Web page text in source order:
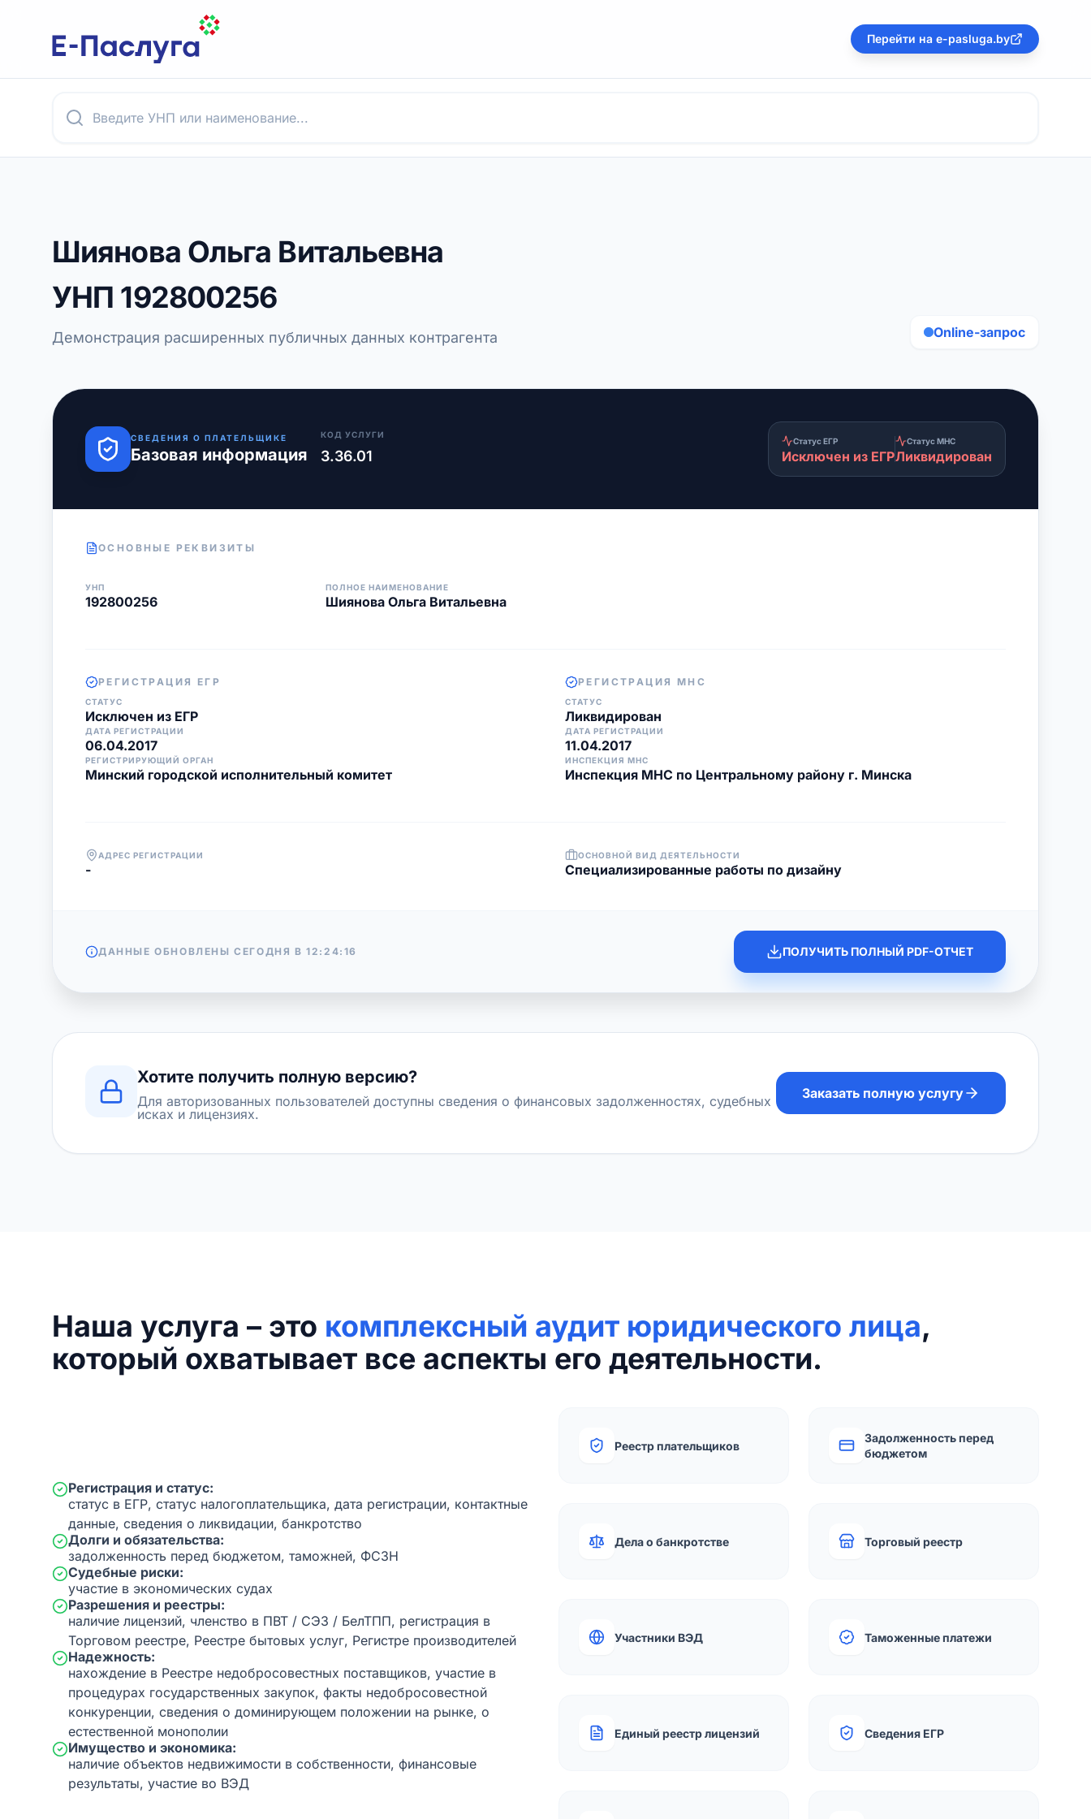
Перейти на e-pasluga.by
Шиянова Ольга Витальевна
УНП 192800256
Демонстрация расширенных публичных данных контрагента Online-запрос
СВЕДЕНИЯ О ПЛАТЕЛЬЩИКЕ
Базовая информация
КОД УСЛУГИ
3.36.01
Статус ЕГР
Исключен из ЕГР
Статус МНС
Ликвидирован
ОСНОВНЫЕ РЕКВИЗИТЫ
УНП
192800256
ПОЛНОЕ НАИМЕНОВАНИЕ
Шиянова Ольга Витальевна
РЕГИСТРАЦИЯ ЕГР
СТАТУС
Исключен из ЕГР
ДАТА РЕГИСТРАЦИИ
06.04.2017
РЕГИСТРИРУЮЩИЙ ОРГАН
Минский городской исполнительный комитет
РЕГИСТРАЦИЯ МНС
СТАТУС
Ликвидирован
ДАТА РЕГИСТРАЦИИ
11.04.2017
ИНСПЕКЦИЯ МНС
Инспекция МНС по Центральному району г. Минска
АДРЕС РЕГИСТРАЦИИ
-
ОСНОВНОЙ ВИД ДЕЯТЕЛЬНОСТИ
Специализированные работы по дизайну
ДАННЫЕ ОБНОВЛЕНЫ СЕГОДНЯ В12:24:16 ПОЛУЧИТЬ ПОЛНЫЙ PDF-ОТЧЕТ
Хотите получить полную версию?
Для авторизованных пользователей доступны сведения о финансовых задолженностях, судебных
исках и лицензиях.
Заказать полную услугу
Наша услуга – это комплексный аудит юридического лица,
который охватывает все аспекты его деятельности.
Регистрация и статус:
статус в ЕГР, статус налогоплательщика, дата регистрации, контактные
данные, сведения о ликвидации, банкротство
Долги и обязательства:
задолженность перед бюджетом, таможней, ФСЗН
Судебные риски:
участие в экономических судах
Разрешения и реестры:
наличие лицензий, членство в ПВТ / СЭЗ / БелТПП, регистрация в
Торговом реестре, Реестре бытовых услуг, Регистре производителей
Надежность:
нахождение в Реестре недобросовестных поставщиков, участие в
процедурах государственных закупок, факты недобросовестной
конкуренции, сведения о доминирующем положении на рынке, о
естественной монополии
Имущество и экономика:
наличие объектов недвижимости в собственности, финансовые
результаты, участие во ВЭД
Реестр плательщиков
Задолженность перед
бюджетом
Дела о банкротстве Торговый реестр
Участники ВЭД Таможенные платежи
Единый реестр лицензий Сведения ЕГР